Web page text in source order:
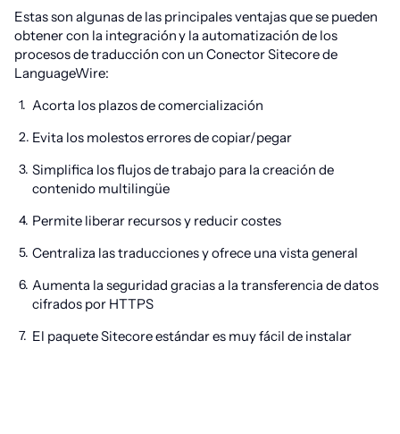
Estas son algunas de las principales ventajas que se pueden
obtener con la integración y la automatización de los
procesos de traducción con un Conector Sitecore de
LanguageWire:
Acorta los plazos de comercialización
Evita los molestos errores de copiar/pegar
Simplifica los flujos de trabajo para la creación de
contenido multilingüe
Permite liberar recursos y reducir costes
Centraliza las traducciones y ofrece una vista general
Aumenta la seguridad gracias a la transferencia de datos
cifrados por HTTPS
El paquete Sitecore estándar es muy fácil de instalar